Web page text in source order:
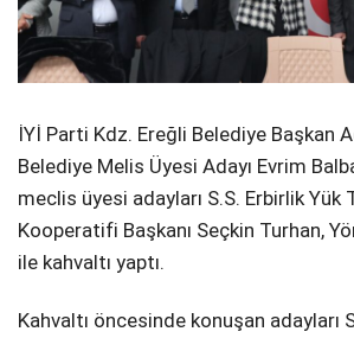
İYİ Parti Kdz. Ereğli Belediye Başkan
Belediye Melis Üyesi Adayı Evrim
meclis üyesi adayları S.S. Erbirlik Yük
Kooperatifi Başkanı Seçkin Turhan,
ile kahvaltı yaptı.
Kahvaltı öncesinde konuşan adayları